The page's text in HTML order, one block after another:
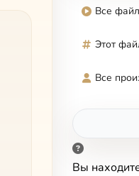
Все
Этот
Все
Вы